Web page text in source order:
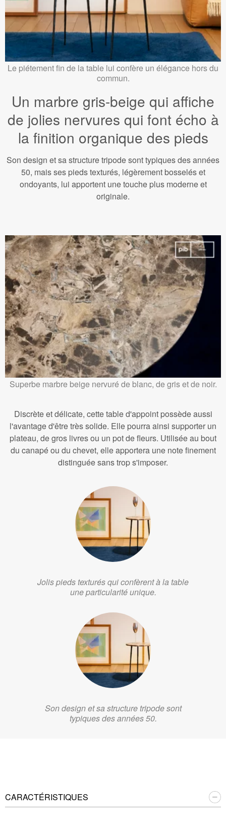
Le piétement fin de la table lui confère un élégance hors du
commun.
Un marbre gris-beige qui affiche
de jolies nervures qui font écho à
la finition organique des pieds
Son design et sa structure tripode sont typiques des années
50, mais ses pieds texturés, légèrement bosselés et
ondoyants, lui apportent une touche plus moderne et
originale.
Superbe marbre beige nervuré de blanc, de gris et de noir.
Discrète et délicate, cette table d'appoint possède aussi
l'avantage d'être très solide. Elle pourra ainsi supporter un
plateau, de gros livres ou un pot de fleurs. Utilisée au bout
du canapé ou du chevet, elle apportera une note finement
distinguée sans trop s'imposer.
Jolis pieds texturés qui confèrent à la table
une particularité unique.
Son design et sa structure tripode sont
typiques des années 50.
CARACTÉRISTIQUES